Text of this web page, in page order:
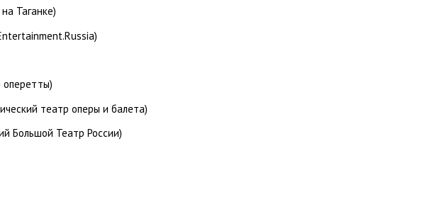
Таганке)
оперетты)
театр оперы и балета)
Большой Театр России)